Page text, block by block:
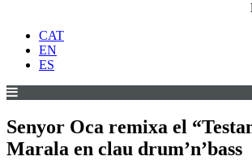
CAT
EN
ES
Senyor Oca remixa el
Marala en clau drum’n’bass